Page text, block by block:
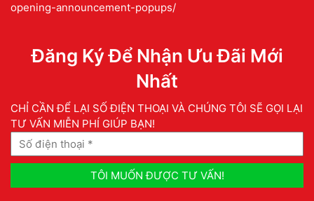
opening-announcement-popups/
Đăng Ký Để Nhận Ưu Đãi Mới
Nhất
CHỈ CẦN ĐỂ LẠI SỐ ĐIỆN THOẠI VÀ CHÚNG TÔI SẼ GỌI LẠI
TƯ VẤN MIỄN PHÍ GIÚP BẠN!